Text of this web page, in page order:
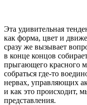
Эта удивительная
как форма, цвет и
сразу же вызывает
в конце концов
прыгающего красного
собраться где-то
нервах, управляющих
и как это происходит,
представления.